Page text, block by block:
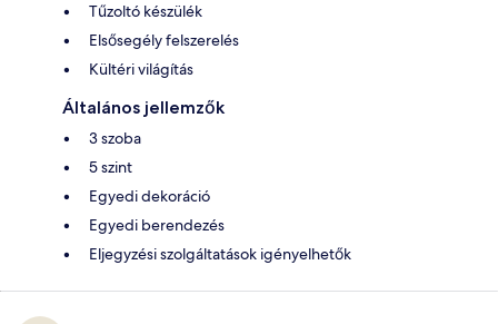
Tűzoltó készülék
Elsősegély felszerelés
Kültéri világítás
Általános jellemzők
3 szoba
5 szint
Egyedi dekoráció
Egyedi berendezés
Eljegyzési szolgáltatások igényelhetők